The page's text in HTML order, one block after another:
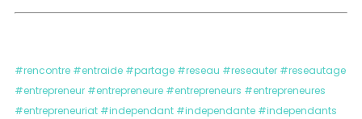
#rencontre #entraide #partage #reseau #reseauter #reseautage
#entrepreneur #entrepreneure #entrepreneurs #entrepreneures
#entrepreneuriat #independant #independante #independants